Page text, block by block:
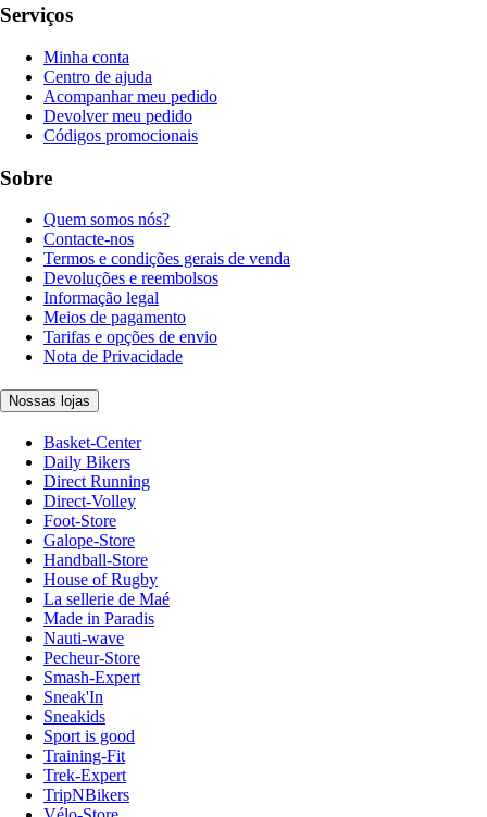
Serviços
Minha conta
Centro de ajuda
Acompanhar meu pedido
Devolver meu pedido
Códigos promocionais
Sobre
Quem somos nós?
Contacte-nos
Termos e condições gerais de venda
Devoluções e reembolsos
Informação legal
Meios de pagamento
Tarifas e opções de envio
Nota de Privacidade
Nossas lojas
Basket-Center
Daily Bikers
Direct Running
Direct-Volley
Foot-Store
Galope-Store
Handball-Store
House of Rugby
La sellerie de Maé
Made in Paradis
Nauti-wave
Pecheur-Store
Smash-Expert
Sneak'In
Sneakids
Sport is good
Training-Fit
Trek-Expert
TripNBikers